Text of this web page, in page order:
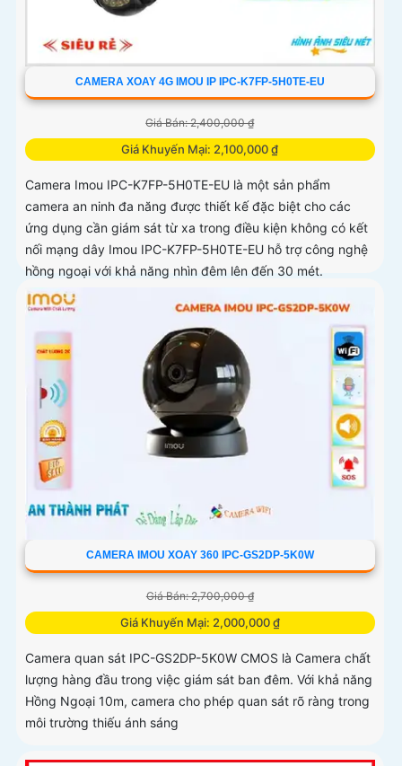
CAMERA XOAY 4G IMOU IP IPC-K7FP-5H0TE-EU
Giá Bán: 2,400,000 ₫
Giá Khuyến Mại: 2,100,000 ₫
Camera Imou IPC-K7FP-5H0TE-EU là một sản phẩm
camera an ninh đa năng được thiết kế đặc biệt cho các
ứng dụng cần giám sát từ xa trong điều kiện không có kết
nối mạng dây Imou IPC-K7FP-5H0TE-EU hỗ trợ công nghệ
hồng ngoại với khả năng nhìn đêm lên đến 30 mét.
CAMERA IMOU XOAY 360 IPC-GS2DP-5K0W
Giá Bán: 2,700,000 ₫
Giá Khuyến Mại: 2,000,000 ₫
Camera quan sát IPC-GS2DP-5K0W CMOS là Camera chất
lượng hàng đầu trong việc giám sát ban đêm. Với khả năng
Hồng Ngoại 10m, camera cho phép quan sát rõ ràng trong
môi trường thiếu ánh sáng